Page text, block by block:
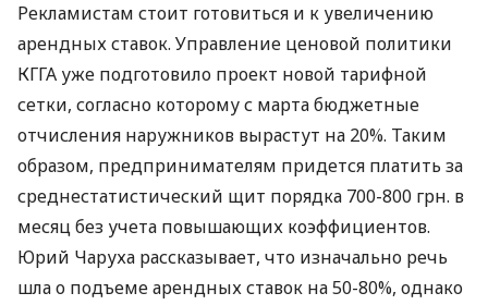
Рекламистам стоит готовиться и к увеличению
арендных ставок. Управление ценовой политики
КГГА уже подготовило проект новой тарифной
сетки, согласно которому с марта бюджетные
отчисления наружников вырастут на 20%. Таким
образом, предпринимателям придется платить за
среднестатистический щит порядка 700-800 грн. в
месяц без учета повышающих коэффициентов.
Юрий Чаруха рассказывает, что изначально речь
шла о подъеме арендных ставок на 50-80%, однако